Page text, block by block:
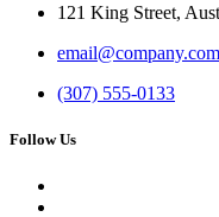
121 King Street,
email@company.com
(307) 555-0133
Follow Us